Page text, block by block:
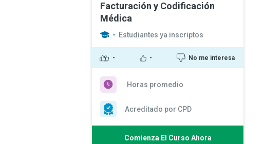
Facturación y Codificación
Médica
- Estudiantes ya inscriptos
- - No me interesa
Horas promedio
Acreditado por CPD
Comienza El Curso Ahora